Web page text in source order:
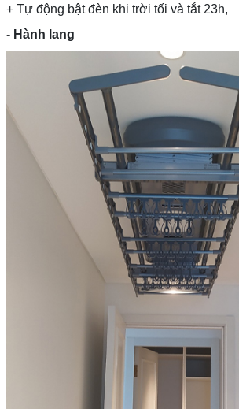
+ Tự động bật đèn khi trời tối và tắt 23h,
- Hành lang